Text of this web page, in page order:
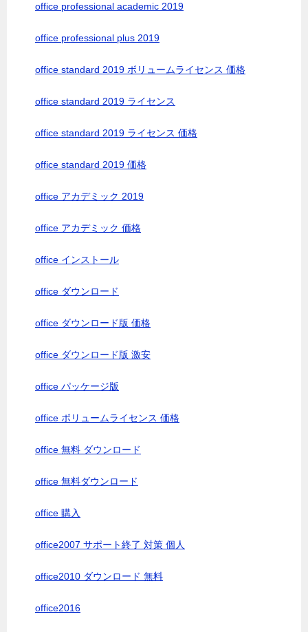
office professional academic 2019
office professional plus 2019
office standard 2019 ボリュームライセンス 価格
office standard 2019 ライセンス
office standard 2019 ライセンス 価格
office standard 2019 価格
office アカデミック 2019
office アカデミック 価格
office インストール
office ダウンロード
office ダウンロード版 価格
office ダウンロード版 激安
office パッケージ版
office ボリュームライセンス 価格
office 無料 ダウンロード
office 無料ダウンロード
office 購入
office2007 サポート終了 対策 個人
office2010 ダウンロード 無料
office2016